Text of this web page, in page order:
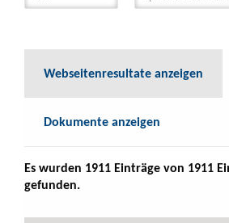
Webseitenresultate anzeigen
Dokumente anzeigen
Es wurden 1911 Einträge von 1911
gefunden.